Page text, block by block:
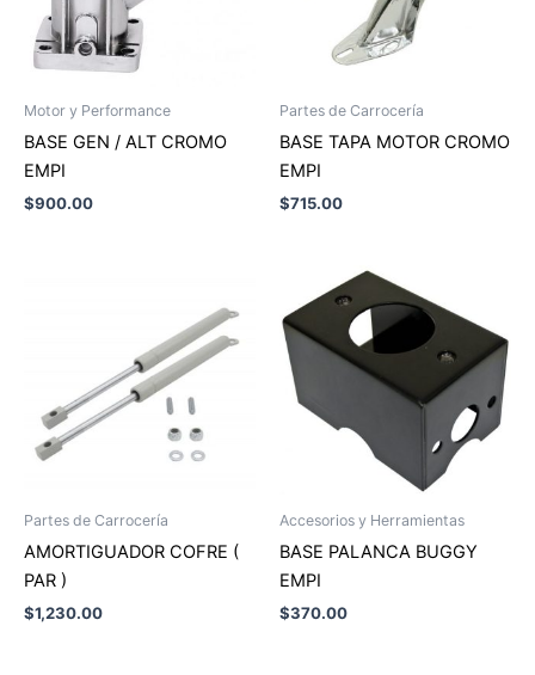
Motor y Performance
BASE GEN / ALT CROMO
EMPI
$900.00
Partes de Carrocería
BASE TAPA MOTOR CROMO
EMPI
$715.00
Partes de Carrocería
AMORTIGUADOR COFRE (
PAR )
$1,230.00
Accesorios y Herramientas
BASE PALANCA BUGGY
EMPI
$370.00